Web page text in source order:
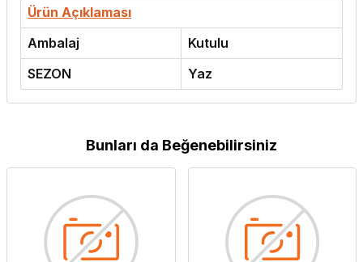
Ürün Açıklaması
Ambalaj
Kutulu
SEZON
Yaz
Bunları da Beğenebilirsiniz